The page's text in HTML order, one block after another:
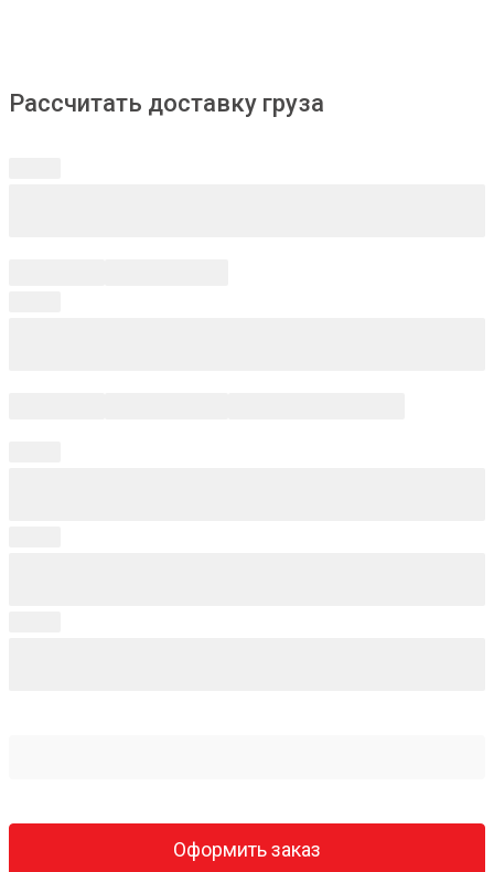
Рассчитать доставку груза
Оформить заказ